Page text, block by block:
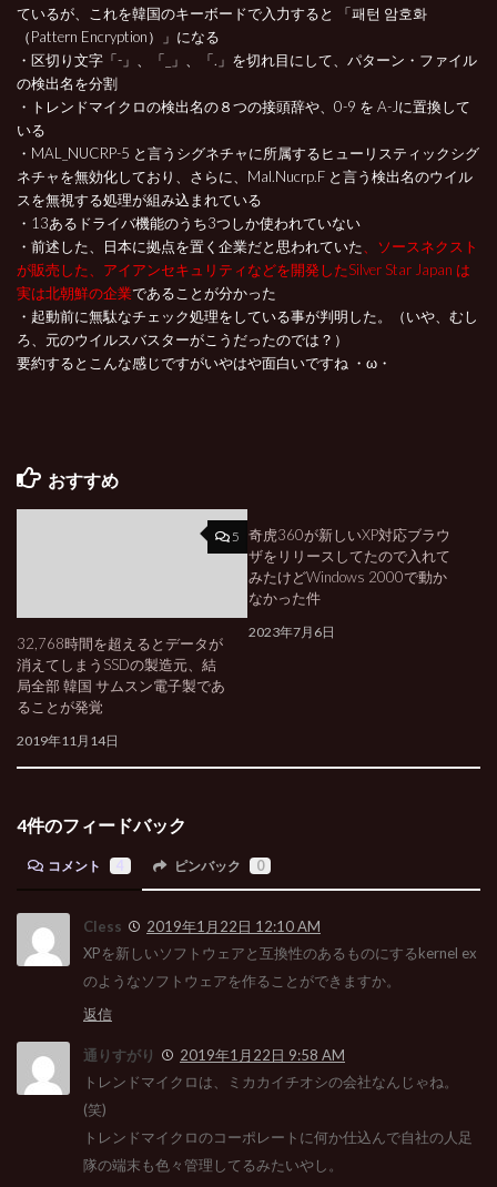
ているが、これを韓国のキーボードで入力すると 「패턴 암호화
（Pattern Encryption）」になる
・区切り文字「-」、「_」、「.」を切れ目にして、パターン・ファイル
の検出名を分割
・トレンドマイクロの検出名の８つの接頭辞や、0-9 を A-Jに置換して
いる
・MAL_NUCRP-5 と言うシグネチャに所属するヒューリスティックシグ
ネチャを無効化しており、さらに、Mal.Nucrp.F と言う検出名のウイル
スを無視する処理が組み込まれている
・13あるドライバ機能のうち3つしか使われていない
・前述した、日本に拠点を置く企業だと思われていた 、ソースネクスト
が販売した、アイアンセキュリティなどを開発したSilver Star Japan は
実は北朝鮮の企業であることが分かった
・起動前に無駄なチェック処理をしている事が判明した。（いや、むし
ろ、元のウイルスバスターがこうだったのでは？）
要約するとこんな感じですがいやはや面白いですね ・ω・
おすすめ
5
32,768時間を超えるとデータが
消えてしまうSSDの製造元、結
局全部 韓国 サムスン電子製であ
ることが発覚
2019年11月14日
奇虎360が新しいXP対応ブラウ
ザをリリースしてたので入れて
みたけどWindows 2000で動か
なかった件
2023年7月6日
4件のフィードバック
コメント ピンバック 0
Cless
2019年1月22日 12:10 AM
XPを新しいソフトウェアと互換性のあるものにするkernel ex
のようなソフトウェアを作ることができますか。
返信
通りすがり
2019年1月22日 9:58 AM
トレンドマイクロは、ミカカイチオシの会社なんじゃね。
(笑)
トレンドマイクロのコーポレートに何か仕込んで自社の人足
隊の端末も色々管理してるみたいやし。